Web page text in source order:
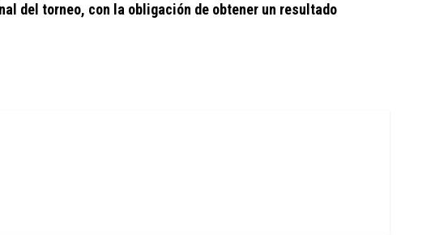
del torneo, con la obligación de obtener un resultado